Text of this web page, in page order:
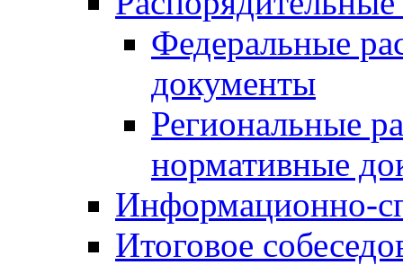
Федеральные
документы
Региональные
нормативные
Информационно-
Итоговое